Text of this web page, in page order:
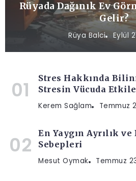
Rüyada Dağınık Ev
Gelir?
Rüya Balci Eylül
Stres Hakkında
Stresin Vücuda
Kerem Sağlam Temmuz
En Yaygın Ayrılık ve
Sebepleri
Mesut Oymak Temmuz